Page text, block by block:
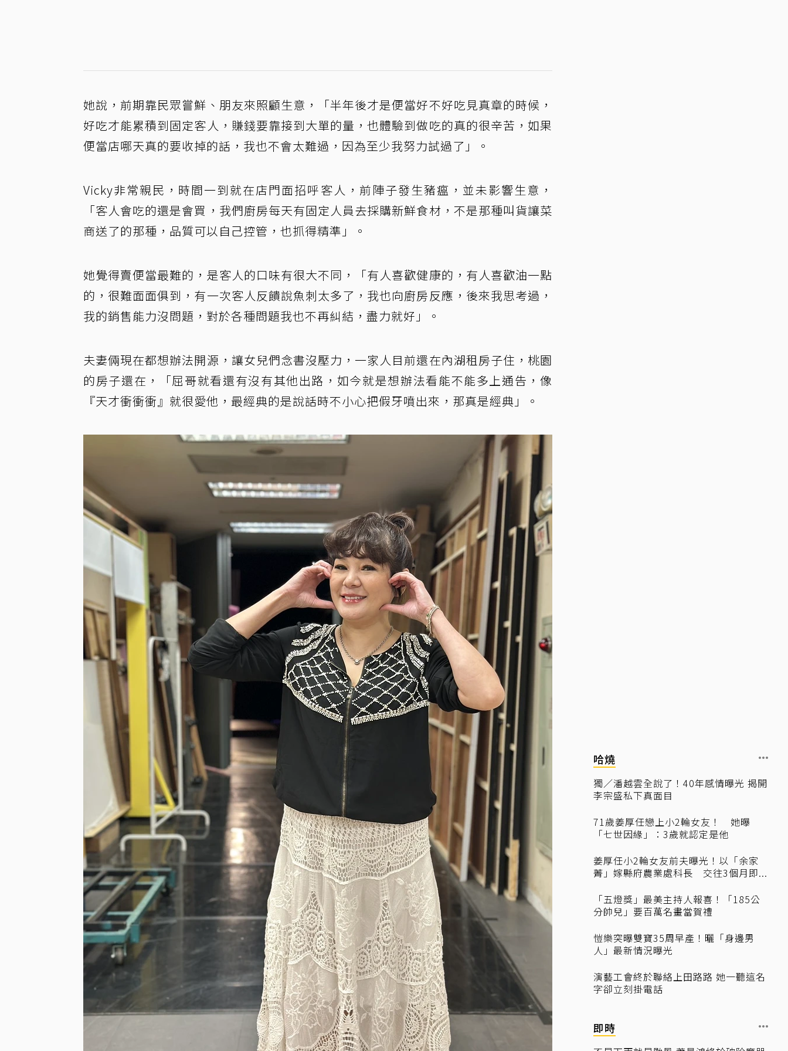
她說，前期靠民眾嘗鮮、朋友來照顧生意，「半年後才是便當好不好吃見真章的時候，
好吃才能累積到固定客人，賺錢要靠接到大單的量，也體驗到做吃的真的很辛苦，如果
便當店哪天真的要收掉的話，我也不會太難過，因為至少我努力試過了」。
Vicky非常親民，時間一到就在店門面招呼客人，前陣子發生豬瘟，並未影響生意，
「客人會吃的還是會買，我們廚房每天有固定人員去採購新鮮食材，不是那種叫貨讓菜
商送了的那種，品質可以自己控管，也抓得精準」。
她覺得賣便當最難的，是客人的口味有很大不同，「有人喜歡健康的，有人喜歡油一點
的，很難面面俱到，有一次客人反饋說魚刺太多了，我也向廚房反應，後來我思考過，
我的銷售能力沒問題，對於各種問題我也不再糾結，盡力就好」。
夫妻倆現在都想辦法開源，讓女兒們念書沒壓力，一家人目前還在內湖租房子住，桃園
的房子還在，「屈哥就看還有沒有其他出路，如今就是想辦法看能不能多上通告，像
『天才衝衝衝』就很愛他，最經典的是說話時不小心把假牙噴出來，那真是經典」。
哈燒
獨／潘越雲全說了！40年感情曝光 揭開
李宗盛私下真面目
71歲姜厚任戀上小2輪女友！ 她曝
「七世因緣」：3歲就認定是他
姜厚任小2輪女友前夫曝光！以「余家
菁」嫁縣府農業處科長 交往3個月即...
「五燈獎」最美主持人報喜！「185公
分帥兒」要百萬名畫當賀禮
愷樂突曝雙寶35周早產！曬「身邊男
人」最新情況曝光
演藝工會終於聯絡上田路路 她一聽這名
字卻立刻掛電話
即時